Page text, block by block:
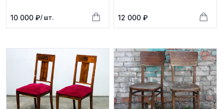
10 000 ₽/ шт. 12 000 ₽